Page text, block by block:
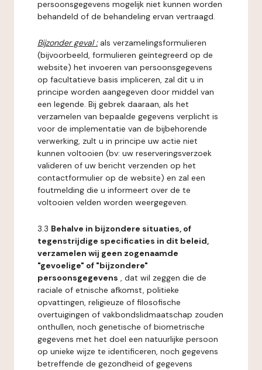
persoonsgegevens mogelijk niet kunnen worden
behandeld of de behandeling ervan vertraagd.
Bijzonder geval : als verzamelingsformulieren
(bijvoorbeeld, formulieren geïntegreerd op de
website) het invoeren van persoonsgegevens
op facultatieve basis impliceren, zal dit u in
principe worden aangegeven door middel van
een legende. Bij gebrek daaraan, als het
verzamelen van bepaalde gegevens verplicht is
voor de implementatie van de bijbehorende
verwerking, zult u in principe uw actie niet
kunnen voltooien (bv: uw reserveringsverzoek
valideren of uw bericht verzenden op het
contactformulier op de website) en zal een
foutmelding die u informeert over de te
voltooien velden worden weergegeven.
3.3 Behalve in bijzondere situaties, of
tegenstrijdige specificaties in dit beleid,
verzamelen wij geen zogenaamde
"gevoelige" of "bijzondere"
persoonsgegevens , dat wil zeggen die de
raciale of etnische afkomst, politieke
opvattingen, religieuze of filosofische
overtuigingen of vakbondslidmaatschap zouden
onthullen, noch genetische of biometrische
gegevens met het doel een natuurlijke persoon
op unieke wijze te identificeren, noch gegevens
betreffende de gezondheid of gegevens